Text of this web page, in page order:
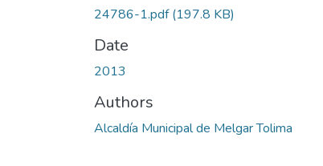
24786-1.pdf(197.8 KB)
Date
2013
Authors
Alcaldía Municipal de Melgar Tolima